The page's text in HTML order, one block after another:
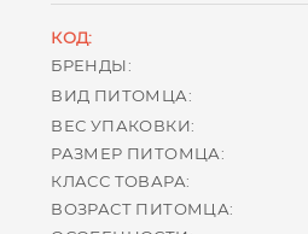
КОД:
БРЕНДЫ:
ВИД ПИТОМЦА:
ВЕС УПАКОВКИ:
РАЗМЕР ПИТОМЦА:
КЛАСС ТОВАРА:
ВОЗРАСТ ПИТОМЦА: